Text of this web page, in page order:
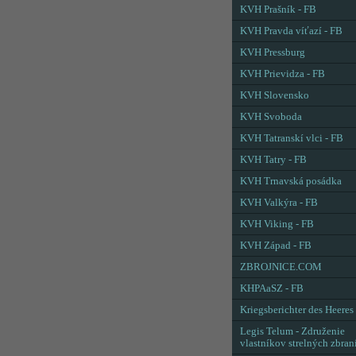
KVH Prašník - FB
KVH Pravda víťazí - FB
KVH Pressburg
KVH Prievidza - FB
KVH Slovensko
KVH Svoboda
KVH Tatranskí vlci - FB
KVH Tatry - FB
KVH Trnavská posádka
KVH Valkýra - FB
KVH Viking - FB
KVH Západ - FB
ZBROJNICE.COM
KHPAaSZ - FB
Kriegsberichter des Heeres
Legis Telum - Združenie
vlastníkov strelných